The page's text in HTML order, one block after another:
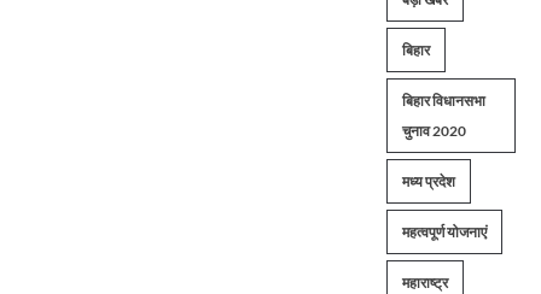
बिहार
बिहार विधानसभा
चुनाव 2020
मध्य प्रदेश
महत्वपूर्ण योजनाएं
महाराष्ट्र